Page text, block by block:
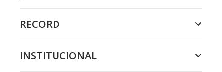
RECORD
INSTITUCIONAL